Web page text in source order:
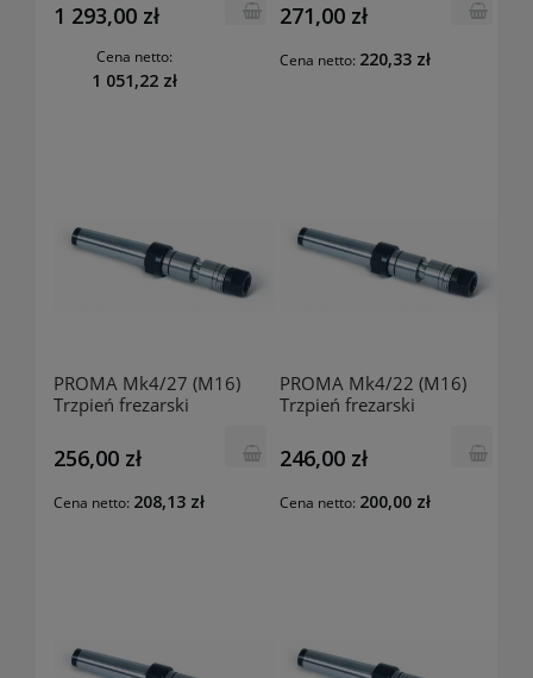
1 293,00 zł
Cena netto:
1 051,22 zł
271,00 zł
Cena netto: 220,33 zł
PROMA Mk4/27 (M16)
Trzpień frezarski
256,00 zł
Cena netto: 208,13 zł
PROMA Mk4/22 (M16)
Trzpień frezarski
246,00 zł
Cena netto: 200,00 zł